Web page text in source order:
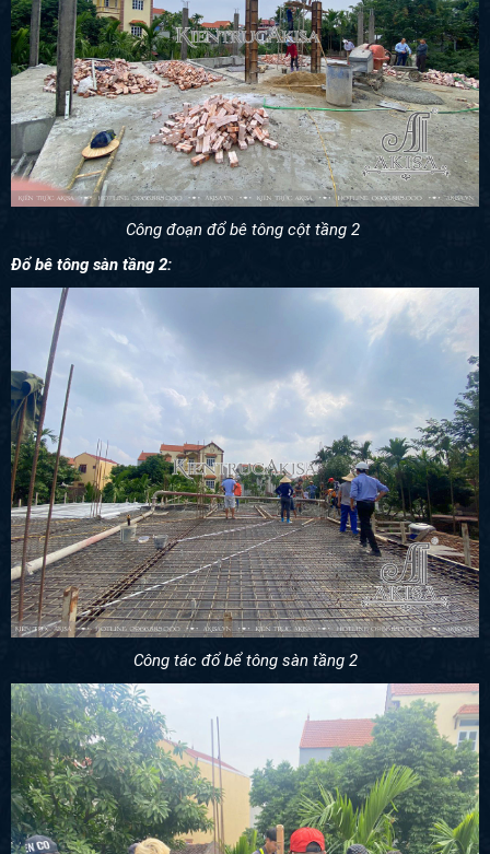
Công đoạn đổ bê tông cột tầng 2
Đổ bê tông sàn tầng 2:
Công tác đổ bể tông sàn tầng 2